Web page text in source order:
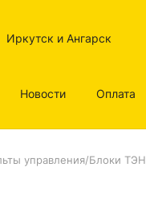
Иркутск и Ангарск
Новости Оплата
управления/Блоки ТЭН